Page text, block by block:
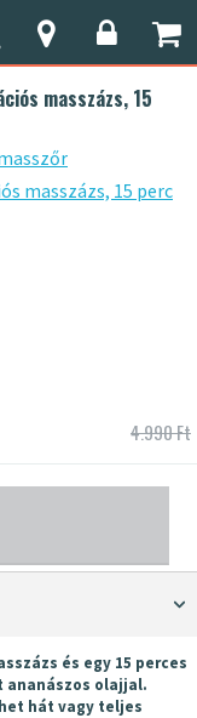
masszázs, 15
4.990 Ft
és egy 15 perces
olajjal.
hát vagy teljes